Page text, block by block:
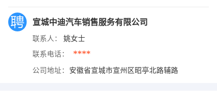
宣城中迪汽车销售服务有限公司
联系人： 姚女士
联系电话： ****
公司地址： 安徽省宣城市宣州区昭亭北路辅路